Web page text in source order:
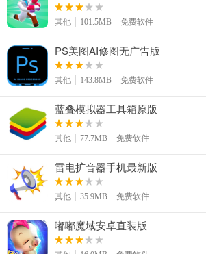
其他 101.5MB 免费软件
PS美图AI修图无广告版
其他 143.8MB 免费软件
蓝叠模拟器工具箱原版
其他 77.7MB 免费软件
雷电扩音器手机最新版
其他 35.9MB 免费软件
嘟嘟魔域安卓直装版